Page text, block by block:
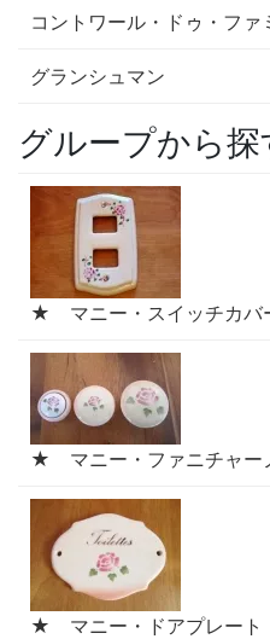
コントワール・ドゥ・ファ
グランシュマン
グループから探
★ マニー・スイッチカバ
★ マニー・ファニチャー
★ マニー・ドアプレート